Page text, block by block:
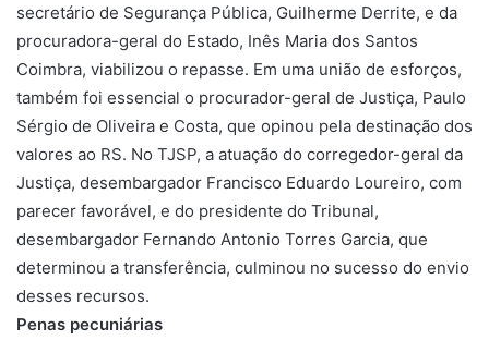
secretário de Segurança Pública, Guilherme Derrite, e da
procuradora-geral do Estado, Inês Maria dos Santos
Coimbra, viabilizou o repasse. Em uma união de esforços,
também foi essencial o procurador-geral de Justiça, Paulo
Sérgio de Oliveira e Costa, que opinou pela destinação dos
valores ao RS. No TJSP, a atuação do corregedor-geral da
Justiça, desembargador Francisco Eduardo Loureiro, com
parecer favorável, e do presidente do Tribunal,
desembargador Fernando Antonio Torres Garcia, que
determinou a transferência, culminou no sucesso do envio
desses recursos.
Penas pecuniárias